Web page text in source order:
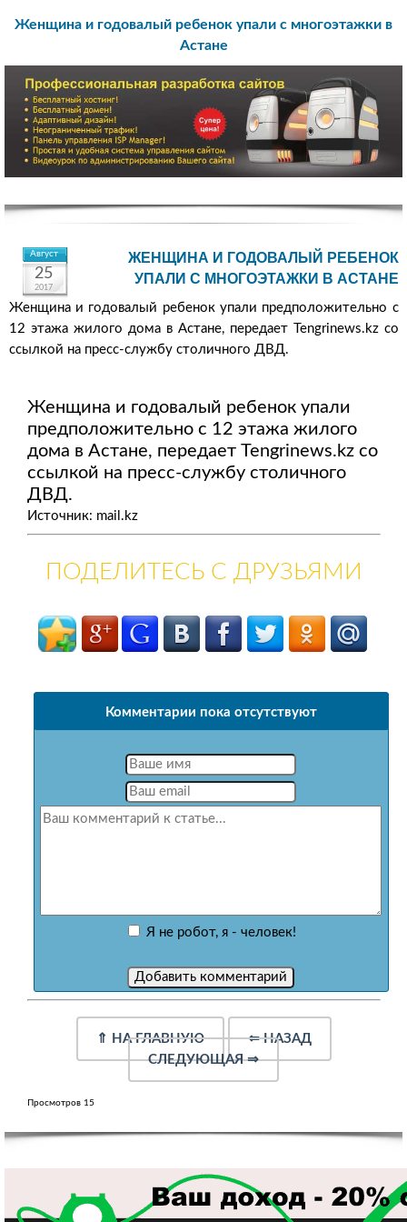
Женщина и годовалый ребенок упали с многоэтажки в
Астане
Август
25
2017
ЖЕНЩИНА И ГОДОВАЛЫЙ РЕБЕНОК
УПАЛИ С МНОГОЭТАЖКИ В АСТАНЕ
Женщина и годовалый ребенок упали предположительно с
12 этажа жилого дома в Астане, передает Tengrinews.kz со
ссылкой на пресс-службу столичного ДВД.
Женщина и годовалый ребенок упали
предположительно с 12 этажа жилого
дома в Астане, передает Tengrinews.kz со
ссылкой на пресс-службу столичного
ДВД.
Источник: mail.kz
ПОДЕЛИТЕСЬ С ДРУЗЬЯМИ
Комментарии пока отсутствуют
Я не робот, я - человек!
⇑ НА ГЛАВНУЮ ⇐НАЗАД
СЛЕДУЮЩАЯ⇒
Просмотров 15